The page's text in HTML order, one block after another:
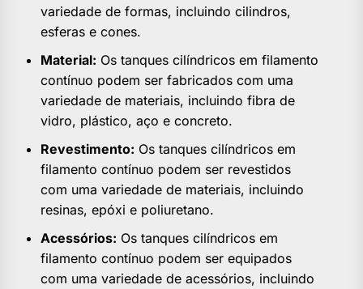
variedade de formas, incluindo cilindros,
esferas e cones.
Material: Os tanques cilíndricos em filamento
contínuo podem ser fabricados com uma
variedade de materiais, incluindo fibra de
vidro, plástico, aço e concreto.
Revestimento: Os tanques cilíndricos em
filamento contínuo podem ser revestidos
com uma variedade de materiais, incluindo
resinas, epóxi e poliuretano.
Acessórios: Os tanques cilíndricos em
filamento contínuo podem ser equipados
com uma variedade de acessórios, incluindo